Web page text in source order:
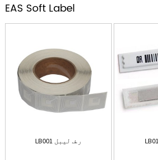
EAS Soft Label
LB001 ر.ف لیبل